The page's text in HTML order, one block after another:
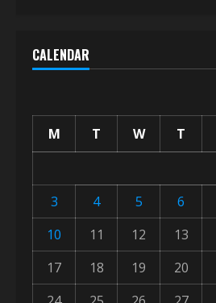
CALENDAR
M T W T
3
4 5 6
10
11 12 13
17
18 19 20